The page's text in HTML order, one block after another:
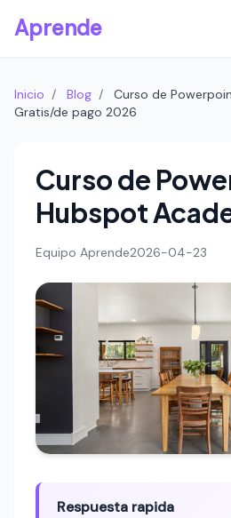
Aprende
Inicio / Blog /
Curso de
Gratis/de pago 2026
Curso de
Hubspot
Equipo Aprende2026-04-23
Respuesta rapida